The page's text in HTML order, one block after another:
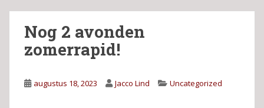
Nog 2 avonden
zomerrapid!
augustus 18, 2023 Jacco Lind Uncategorized